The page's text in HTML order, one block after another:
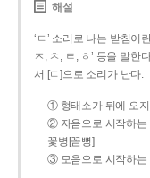
해설
‘ㄷ’ 소리로 나는 받침이
ㅈ, ㅊ, ㅌ, ㅎ’ 등을 말한
서 [ㄷ]으로 소리가 난다.
① 형태소가 뒤에 오지
② 자음으로 시작하는
꽃병[꼳뼝]
③ 모음으로 시작하는